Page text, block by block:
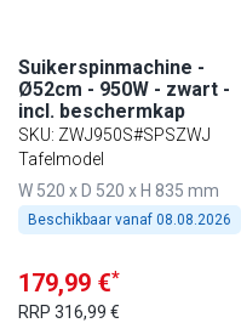
Suikerspinmachine -
Ø52cm - 950W - zwart -
incl. beschermkap
SKU: ZWJ950S#SPSZWJ
Tafelmodel
W 520 x D 520 x H 835 mm
Beschikbaar vanaf 08.08.2026
179,99 €*
RRP 316,99 €